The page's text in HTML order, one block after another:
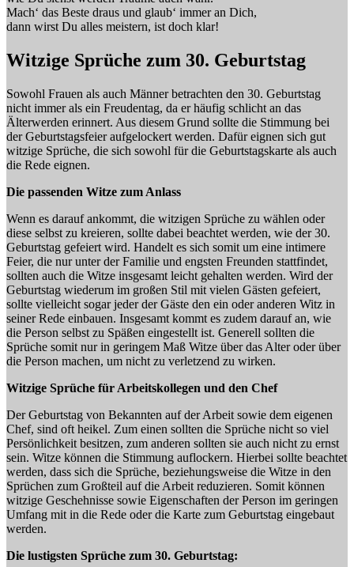
Mach‘ das Beste draus und glaub‘ immer an Dich,
dann wirst Du alles meistern, ist doch klar!
Witzige Sprüche zum 30. Geburtstag
Sowohl Frauen als auch Männer betrachten den 30. Geburtstag
nicht immer als ein Freudentag, da er häufig schlicht an das
Älterwerden erinnert. Aus diesem Grund sollte die Stimmung bei
der Geburtstagsfeier aufgelockert werden. Dafür eignen sich gut
witzige Sprüche, die sich sowohl für die Geburtstagskarte als auch
die Rede eignen.
Die passenden Witze zum Anlass
Wenn es darauf ankommt, die witzigen Sprüche zu wählen oder
diese selbst zu kreieren, sollte dabei beachtet werden, wie der 30.
Geburtstag gefeiert wird. Handelt es sich somit um eine intimere
Feier, die nur unter der Familie und engsten Freunden stattfindet,
sollten auch die Witze insgesamt leicht gehalten werden. Wird der
Geburtstag wiederum im großen Stil mit vielen Gästen gefeiert,
sollte vielleicht sogar jeder der Gäste den ein oder anderen Witz in
seiner Rede einbauen. Insgesamt kommt es zudem darauf an, wie
die Person selbst zu Späßen eingestellt ist. Generell sollten die
Sprüche somit nur in geringem Maß Witze über das Alter oder über
die Person machen, um nicht zu verletzend zu wirken.
Witzige Sprüche für Arbeitskollegen und den Chef
Der Geburtstag von Bekannten auf der Arbeit sowie dem eigenen
Chef, sind oft heikel. Zum einen sollten die Sprüche nicht so viel
Persönlichkeit besitzen, zum anderen sollten sie auch nicht zu ernst
sein. Witze können die Stimmung auflockern. Hierbei sollte beachtet
werden, dass sich die Sprüche, beziehungsweise die Witze in den
Sprüchen zum Großteil auf die Arbeit reduzieren. Somit können
witzige Geschehnisse sowie Eigenschaften der Person im geringen
Umfang mit in die Rede oder die Karte zum Geburtstag eingebaut
werden.
Die lustigsten Sprüche zum 30. Geburtstag: